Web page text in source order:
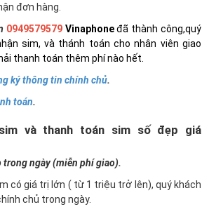
đơn hàng.
0949579579 Vinaphoneđã thành công,quý
sim, và thánh toán cho nhân viên giao
thanh toán thêm phí nào hết.
ký thông tin chính chủ.
toán.
và thanh toán sim số đẹp giá
ngày (miễn phí giao).
có giá trị lớn ( từ 1 triệu trở lên), quý khách
chủ trong ngày.